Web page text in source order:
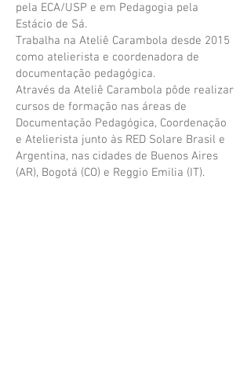
pela ECA/USP e em Pedagogia pela
Estácio de Sá.
Trabalha na Ateliê Carambola desde 2015
como atelierista e coordenadora de
documentação pedagógica.
Através da Ateliê Carambola pôde realizar
cursos de formação nas áreas de
Documentação Pedagógica, Coordenação
e Atelierista junto às RED Solare Brasil e
Argentina, nas cidades de Buenos Aires
(AR), Bogotá (CO) e Reggio Emilia (IT).